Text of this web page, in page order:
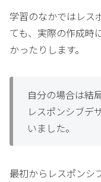
学習のなかではレス
ても、実際の作成時
かったりします。
自分の場合は結
レスポンシブデ
いました。
最初からレスポンシ